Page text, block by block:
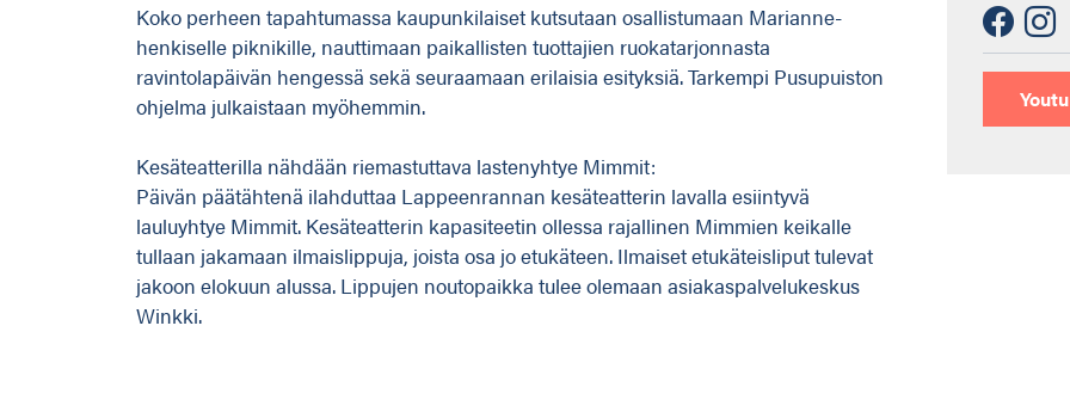
Koko perheen tapahtumassa kaupunkilaiset kutsutaan osallistumaan Marianne-
henkiselle piknikille, nauttimaan paikallisten tuottajien ruokatarjonnasta
ravintolapäivän hengessä sekä seuraamaan erilaisia esityksiä. Tarkempi Pusupuiston
ohjelma julkaistaan myöhemmin.
Kesäteatterilla nähdään riemastuttava lastenyhtye Mimmit:
Päivän päätähtenä ilahduttaa Lappeenrannan kesäteatterin lavalla esiintyvä
lauluyhtye Mimmit. Kesäteatterin kapasiteetin ollessa rajallinen Mimmien keikalle
tullaan jakamaan ilmaislippuja, joista osa jo etukäteen. Ilmaiset etukäteisliput tulevat
jakoon elokuun alussa. Lippujen noutopaikka tulee olemaan asiakaspalvelukeskus
Winkki.